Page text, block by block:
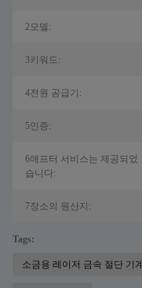
2모델:
3키워드:
4전원 공급기:
5인증:
6애프터 서비스는 제공되었
습니다:
7장소의 원산지:
Tags:
소금용 레이저 금속 절단 기계